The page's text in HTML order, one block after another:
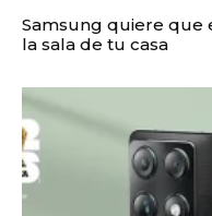
Samsung quiere que
la sala de tu casa